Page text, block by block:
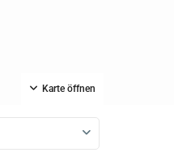
Karte öffnen